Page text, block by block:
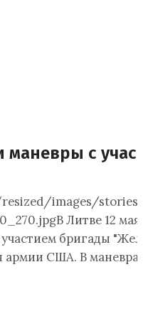
маневры с
images/
Литве 12 мая
бригады
армии США. В